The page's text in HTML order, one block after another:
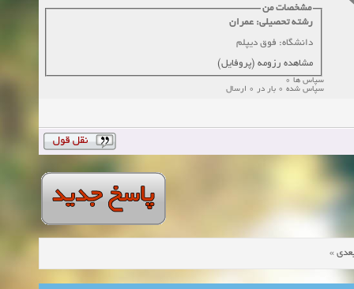
زمان:10-11-2024
مشخصات من
رشته تحصیلی: عمران
دانشگاه: فوق دیپلم
مشاهده رزومه (پروفایل)
سپاس ها 0
سپاس شده 0 بار در 0 ارسال
»